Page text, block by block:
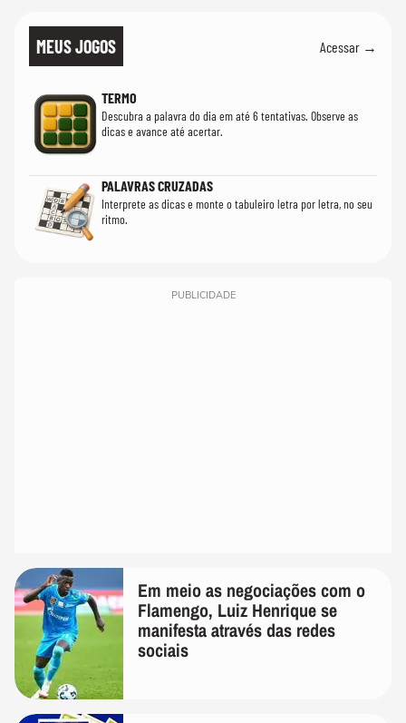
MEUS JOGOS Acessar →
TERMO
Descubra a palavra do dia em até 6 tentativas. Observe as
dicas e avance até acertar.
PALAVRAS CRUZADAS
Interprete as dicas e monte o tabuleiro letra por letra, no seu
ritmo.
PUBLICIDADE
Em meio as negociações com o
Flamengo, Luiz Henrique se
manifesta através das redes
sociais